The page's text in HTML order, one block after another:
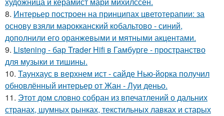
8. Интерьер построен на принципах цветотерапии: за
основу взяли марокканский кобальтово - синий,
дополнили его оранжевыми и мятными акцентами.
9. Listening - бар Trader Hifi в Гамбурге - пространство
для музыки и тишины.
10. Таунхаус в верхнем ист - сайде Нью-йорка получил
обновлённый интерьер от Жан - Луи деньо.
11. Этот дом словно собран из впечатлений о дальних
странах, шумных рынках, текстильных лавках и старых